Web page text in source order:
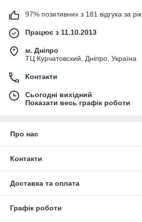
97% позитивних з 181 відгука за рік
Працює з 11.10.2013
м. Дніпро
ТЦ Курчатовский, Дніпро, Україна
Контакти
Сьогодні вихідний
Показати весь графік роботи
Про нас
Контакти
Доставка та оплата
Графік роботи